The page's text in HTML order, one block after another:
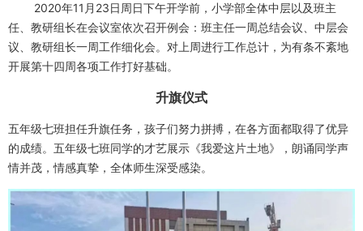
2020年11月23日周日下午开学前，小学部全体中层以及班主
任、教研组长在会议室依次召开例会：班主任一周总结会议、中层会
议、教研组长一周工作细化会。对上周进行工作总计，为有条不紊地
开展第十四周各项工作打好基础。
升旗仪式
五年级七班担任升旗任务，孩子们努力拼搏，在各方面都取得了优异
的成绩。五年级七班同学的才艺展示《我爱这片土地》，朗诵同学声
情并茂，情感真挚，全体师生深受感染。